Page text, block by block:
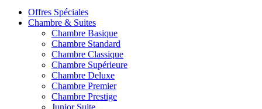
Offres Spéciales
Chambre & Suites
Chambre Basique
Chambre Standard
Chambre Classique
Chambre Supérieure
Chambre Deluxe
Chambre Premier
Chambre Prestige
Junior Suite